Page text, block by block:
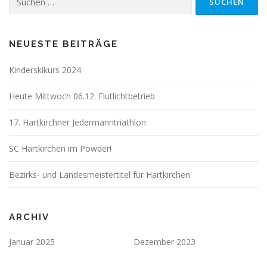
nach:
NEUESTE BEITRÄGE
Kinderskikurs 2024
Heute Mittwoch 06.12. Flutlichtbetrieb
17. Hartkirchner Jedermanntriathlon
SC Hartkirchen im Powder!
Bezirks- und Landesmeistertitel für Hartkirchen
ARCHIV
Januar 2025
Dezember 2023